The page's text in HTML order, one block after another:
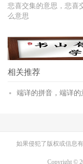
悲喜交集的意思，悲喜
么意思
相关推荐
端详的拼音，端详的
如果侵犯了版权或信息
Copyright ©